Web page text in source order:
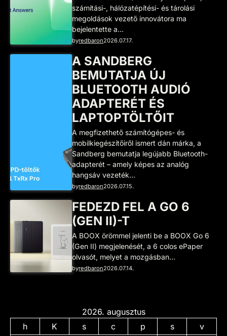
számítási-, hálózatépítési- és tárolási
megoldások vezető innovátora ma
bejelentette a…
byredbaron2026.07.17.
A SANDBERG
BEMUTATJA ÚJ
BLUETOOTH AUDIÓ
ADAPTERÉT ÉS
LAPTOPTÖLTŐIT
A megfizethető számítógépes- és
mobilkiegészítőiről ismert dán márka, a
Sandberg bemutatja legújabb Bluetooth-
adapterét – amely képes az analóg
hangsáv vezeték…
byredbaron2026.07.15.
FEDEZD FEL A GO 6
(GEN II)-T
A BOOX örömmel jelenti be a BOOX Go 6
(Gen II) megjelenését, a 6 colos ePaper
olvasót, melyet a mozgásban…
byredbaron2026.07.14.
2026. augusztus
h
K s c p s
v